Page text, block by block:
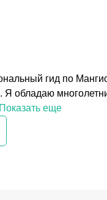
гид по
Я обладаю
Показать еще